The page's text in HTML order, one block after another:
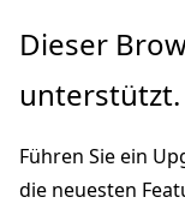
Zu
wechseln
Zur
springen
Dieser
unterstützt.
Führen Sie ein
die neuesten